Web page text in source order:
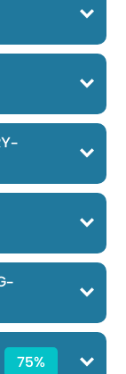
75%